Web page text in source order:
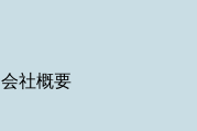
会社概要